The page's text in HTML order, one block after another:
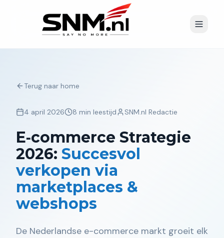
Terug naar home
4 april 2026 8 min leestijd SNM.nl Redactie
E‑commerce Strategie
2026: Succesvol
verkopen via
marketplaces &
webshops
De Nederlandse e-commerce markt groeit elk